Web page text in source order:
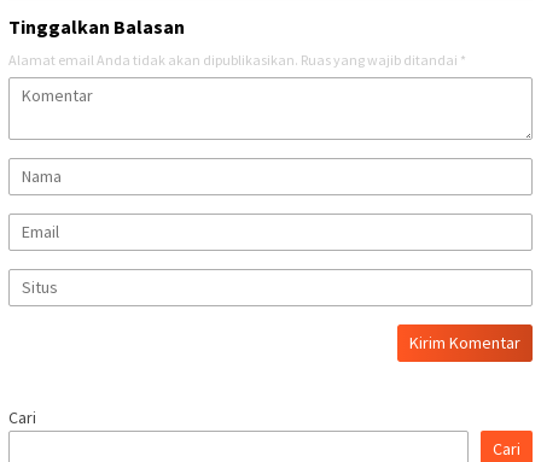
Tinggalkan Balasan
Alamat email Anda tidak akan dipublikasikan. Ruas yang wajib ditandai *
Cari
Cari